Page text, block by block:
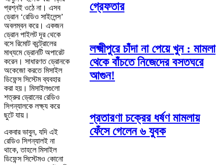
প্রশ্নই ওঠে না। এসব
ড্রোন ‘রেডিও সাইলেন্স’
অবলম্বন করে। একজন
ড্রোন পাইলট দূর থেকে
বসে রিমোট কন্ট্রোলের
মাধ্যমে ড্রোনটি অপারেট
করেন। সাধারণত ড্রোনকে
অকেজো করতে মিসাইল
ডিফেন্স সিস্টেম ব্যবহার
করা হয়। মিসাইলগুলো
শত্রুর ড্রোনের রেডিও
সিগন্যালকে লক্ষ্য করে
ছুটে যায়।
একবার ভাবুন, যদি এই
রেডিও সিগন্যালই না
থাকে, তাহলে মিসাইল
ডিফেন্স সিস্টেমও কোনো
গ্রেফতার
লক্ষ্মীপুরে চাঁদা না পেয়ে খুন : মামলা
থেকে বাঁচতে নিজেদের বসতঘরে
আগুন!
প্রতারণা চক্রের ধর্ষণ মামলায়
ফেঁসে গেলেন ৬ যুবক